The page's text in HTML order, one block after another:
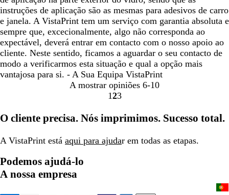
instruções de aplicação são as mesmas para adesivos de carro
e janela. A VistaPrint tem um serviço com garantia absoluta e
sempre que, excecionalmente, algo não corresponda ao
expectável, deverá entrar em contacto com o nosso apoio ao
cliente. Neste sentido, ficamos a aguardar o seu contacto de
modo a verificarmos esta situação e qual a opção mais
vantajosa para si. - A Sua Equipa VistaPrint
A mostrar opiniões 6-10
Ir
a
1 Ir
a
2Ir
a
3
O cliente precisa. Nós imprimimos. Sucesso total.
A VistaPrint está aqui para ajudar em todas as etapas.
Podemos ajudá-lo
A nossa empresa